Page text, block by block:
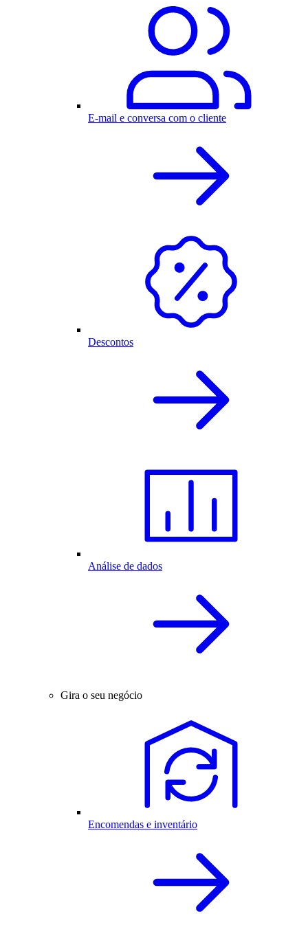
E-mail e conversa com o cliente
Descontos
Análise de dados
Gira o seu negócio
Encomendas e inventário